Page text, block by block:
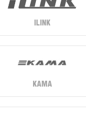
ILINK
KAMA